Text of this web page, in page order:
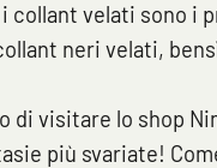
collant velati sono i
neri velati,
visitare lo shop
più svariate!